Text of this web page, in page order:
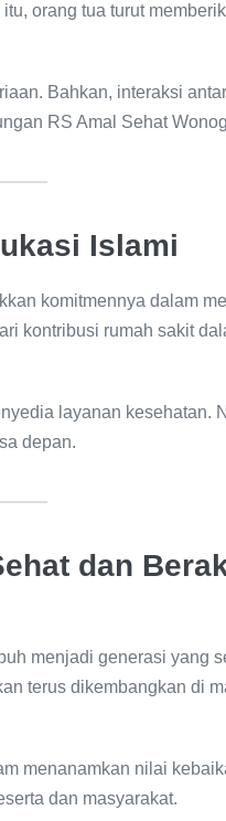
orang tua turut
Bahkan, interaksi
RS Amal Sehat
Islami
komitmennya dalam
kontribusi rumah sakit
layanan kesehatan.
depan.
dan
menjadi generasi yang
terus dikembangkan di
menanamkan nilai
dan masyarakat.